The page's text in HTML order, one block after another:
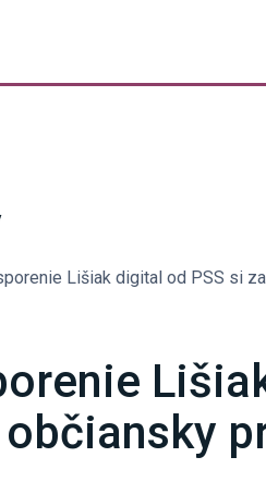
Lišiak digital od PSS si